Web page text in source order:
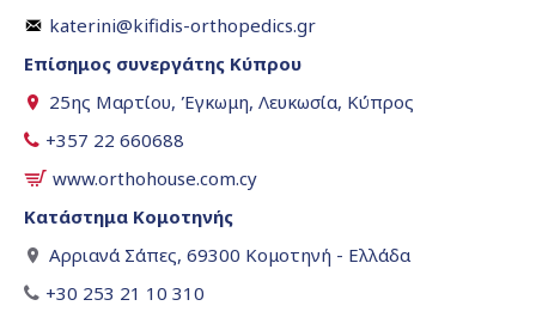
katerini@kifidis-orthopedics.gr
Επίσημος συνεργάτης Κύπρου
25ης Μαρτίου, Έγκωμη, Λευκωσία, Κύπρος
+357 22 660688
www.orthohouse.com.cy
Κατάστημα Κομοτηνής
Αρριανά Σάπες, 69300 Κομοτηνή - Ελλάδα
+30 253 21 10 310